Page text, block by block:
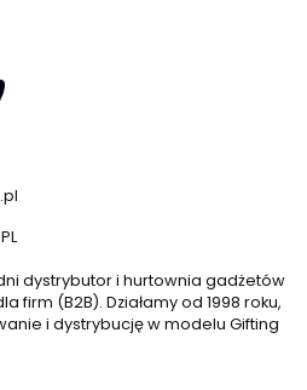
dystrybutor i hurtownia gadżetów
firm (B2B). Działamy od 1998 roku,
i dystrybucję w modelu Gifting